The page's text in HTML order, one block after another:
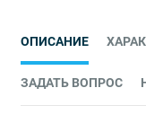
ОПИСАНИЕ
ЗАДАТЬ ВОПРОС